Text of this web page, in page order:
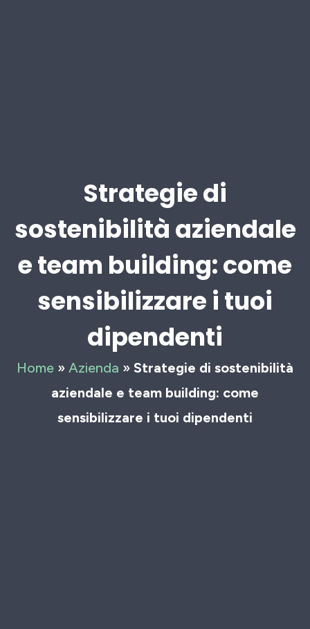
Strategie di
sostenibilità aziendale
e team building: come
sensibilizzare i tuoi
dipendenti
Home » Azienda » Strategie di sostenibilità
aziendale e team building: come
sensibilizzare i tuoi dipendenti